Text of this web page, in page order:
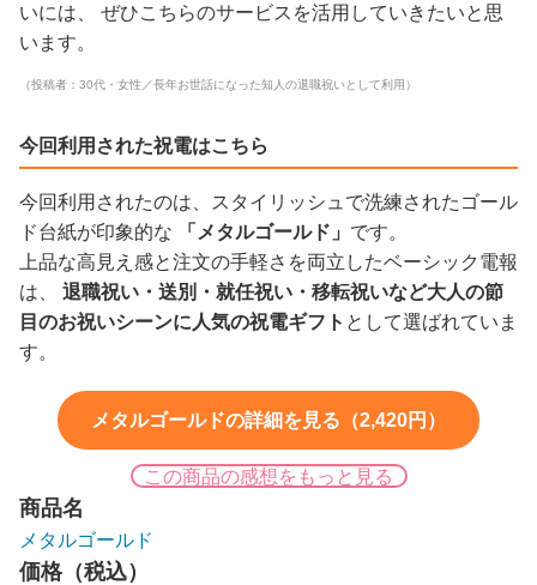
いには、 ぜひこちらのサービスを活用していきたいと思
います。
（投稿者：30代・女性／長年お世話になった知人の退職祝いとして利用）
今回利用された祝電はこちら
今回利用されたのは、スタイリッシュで洗練されたゴール
ド台紙が印象的な
「メタルゴールド」 です。
上品な高見え感と注文の手軽さを両立したベーシック電報
は、 退職祝い・送別・就任祝い・移転祝いなど大人の節
目のお祝いシーンに人気の祝電ギフト として選ばれていま
す。
メタルゴールドの詳細を見る（2,420円）
この商品の感想をもっと見る
商品名
メタルゴールド
価格（税込）